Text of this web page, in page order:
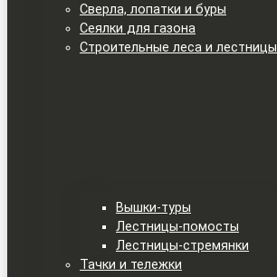
Сверла, лопатки и буры
Сеялки для газона
Строительные леса и лестницы
Вышки-туры
Лестницы-помосты
Лестницы-стремянки
Тачки и тележки